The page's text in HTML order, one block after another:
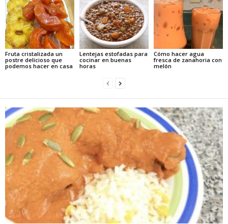
Fruta cristalizada un
postre delicioso que
podemos hacer en casa
Lentejas estofadas para
cocinar en buenas
horas
Cómo hacer agua
fresca de zanahoria con
melón